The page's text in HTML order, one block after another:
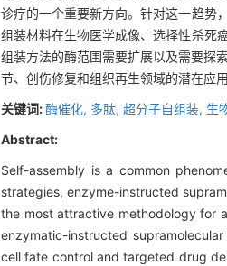
诊疗的一个重要新方向。针对这一趋势
组装材料在生物医学成像、选择性杀死
组装方法的酶范围需要扩展以及需要探
节、创伤修复和组织再生领域的潜在应
关键词:酶催化, 多肽, 超分子自组装, 生
Abstract:
Self-assembly is a common
strategies, enzyme-instructed
the most attractive methodology for
enzymatic-instructed
cell fate control and targeted drug